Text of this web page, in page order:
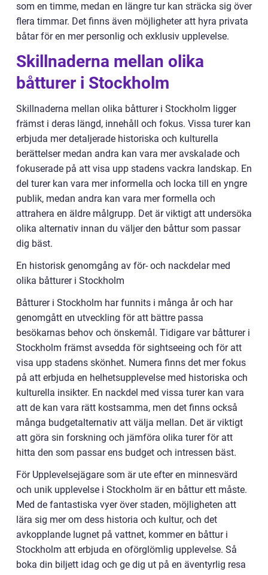
som en timme, medan en längre tur kan sträcka sig över
flera timmar. Det finns även möjligheter att hyra privata
båtar för en mer personlig och exklusiv upplevelse.
Skillnaderna mellan olika
båtturer i Stockholm
Skillnaderna mellan olika båtturer i Stockholm ligger
främst i deras längd, innehåll och fokus. Vissa turer kan
erbjuda mer detaljerade historiska och kulturella
berättelser medan andra kan vara mer avskalade och
fokuserade på att visa upp stadens vackra landskap. En
del turer kan vara mer informella och locka till en yngre
publik, medan andra kan vara mer formella och
attrahera en äldre målgrupp. Det är viktigt att undersöka
olika alternativ innan du väljer den båttur som passar
dig bäst.
En historisk genomgång av för- och nackdelar med
olika båtturer i Stockholm
Båtturer i Stockholm har funnits i många år och har
genomgått en utveckling för att bättre passa
besökarnas behov och önskemål. Tidigare var båtturer i
Stockholm främst avsedda för sightseeing och för att
visa upp stadens skönhet. Numera finns det mer fokus
på att erbjuda en helhetsupplevelse med historiska och
kulturella insikter. En nackdel med vissa turer kan vara
att de kan vara rätt kostsamma, men det finns också
många budgetalternativ att välja mellan. Det är viktigt
att göra sin forskning och jämföra olika turer för att
hitta den som passar ens budget och intressen bäst.
För Upplevelsejägare som är ute efter en minnesvärd
och unik upplevelse i Stockholm är en båttur ett måste.
Med de fantastiska vyer över staden, möjligheten att
lära sig mer om dess historia och kultur, och det
avkopplande lugnet på vattnet, kommer en båttur i
Stockholm att erbjuda en oförglömlig upplevelse. Så
boka din biljett idag och ge dig ut på en äventyrlig resa